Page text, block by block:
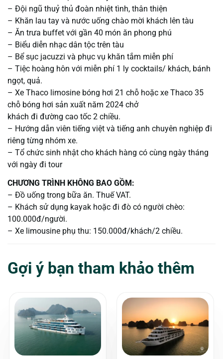
– Đội ngũ thuỷ thủ đoàn nhiệt tình, thân thiện
– Khăn lau tay và nước uống chào mời khách lên tàu
– Ăn trưa buffet với gần 40 món ăn phong phú
– Biểu diễn nhạc dân tộc trên tàu
– Bể sục jacuzzi và phục vụ khăn tắm miễn phí
– Tiệc hoàng hôn với miễn phí 1 ly cocktails/ khách, bánh
ngọt, quả.
– Xe Thaco limosine bóng hơi 21 chỗ hoặc xe Thaco 35
chỗ bóng hơi sản xuất năm 2024 chở
khách đi đường cao tốc 2 chiều.
– Hướng dẫn viên tiếng việt và tiếng anh chuyên nghiệp đi
riêng từng nhóm xe.
– Tổ chức sinh nhật cho khách hàng có cùng ngày tháng
với ngày đi tour
CHƯƠNG TRÌNH KHÔNG BAO GỒM:
– Đồ uống trong bữa ăn. Thuế VAT.
– Khách sử dụng kayak hoặc đi đò có người chèo:
100.000đ/người.
– Xe limousine phụ thu: 150.000đ/khách/2 chiều.
Gợi ý bạn tham khảo thêm